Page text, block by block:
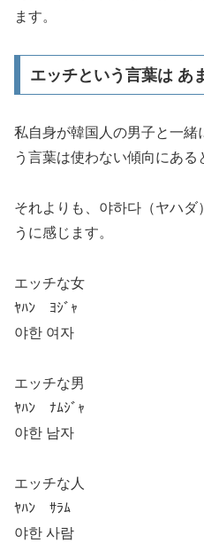
ます。
エッチという言葉は あ
私自身が韓国人の男子と一
う言葉は使わない傾向にある
それよりも、야하다（ヤハダ
うに感じます。
エッチな女
ﾔﾊﾝ ﾖｼﾞｬ
야한 여자
エッチな男
ﾔﾊﾝ ﾅﾑｼﾞｬ
야한 남자
エッチな人
ﾔﾊﾝ ｻﾗﾑ
야한 사람